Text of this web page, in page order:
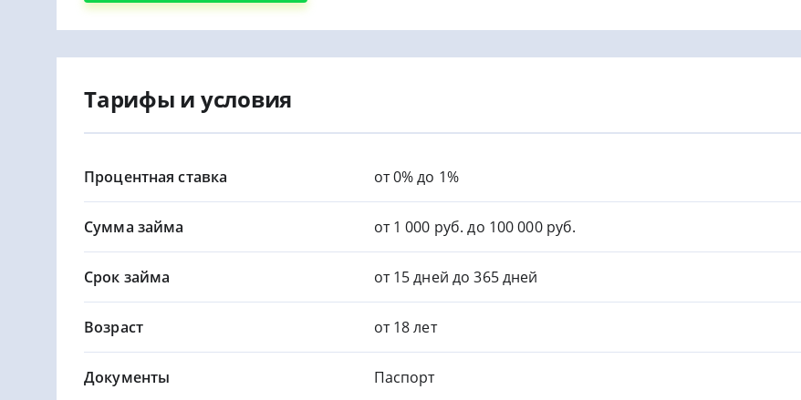
Тарифы и условия
Процентная ставка от 0% до 1%
Сумма займа от 1 000 руб. до 100 000 руб.
Срок займа от 15 дней до 365 дней
Возраст от 18 лет
Документы Паспорт